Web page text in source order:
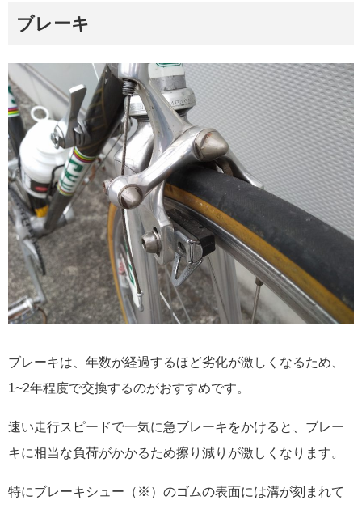
ブレーキ
ブレーキは、年数が経過するほど劣化が激しくなるため、
1~2年程度で交換するのがおすすめです。
速い走行スピードで一気に急ブレーキをかけると、ブレー
キに相当な負荷がかかるため擦り減りが激しくなります。
特にブレーキシュー（※）のゴムの表面には溝が刻まれて